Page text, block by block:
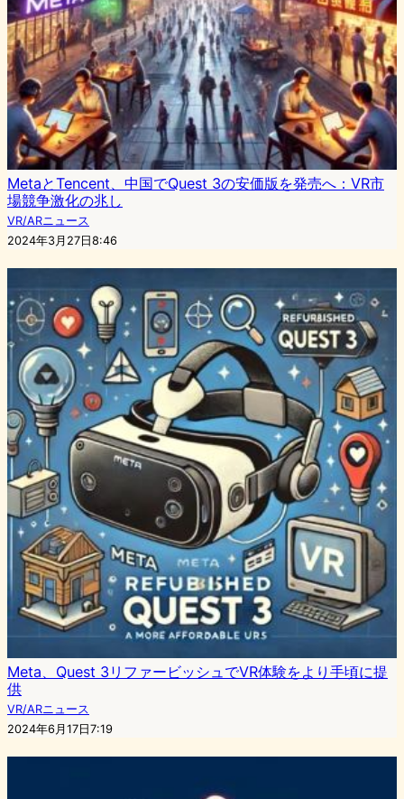
MetaとTencent、中国でQuest 3の安価版を発売へ：VR市
場競争激化の兆し
VR/ARニュース
2024年3月27日8:46
Meta、Quest 3リファービッシュでVR体験をより手頃に提
供
VR/ARニュース
2024年6月17日7:19